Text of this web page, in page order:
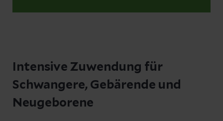
Intensive Zuwendung für
Schwangere, Gebärende und
Neugeborene